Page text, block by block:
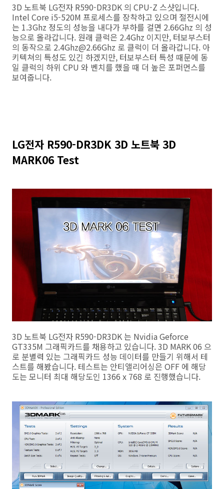
3D 노트북 LG전자 R590-DR3DK 의 CPU-Z 스샷입니다.
Intel Core i5-520M 프로세스를 장착하고 있으며 절전시에
는 1.3Ghz 정도의 성능을 내다가 부하를 걸면 2.66Ghz 의 성
능으로 올라갑니다. 원래 클럭은 2.4Ghz 이지만, 터보부스터
의 동작으로 2.4Ghz@2.66Ghz 로 클럭이 더 올라갑니다. 아
키텍쳐의 특성도 있긴 하겠지만, 터보부스터 특성 때문에 동
일 클럭의 하위 CPU 와 벤치를 했을 때 더 높은 포퍼먼스를
보여줍니다.
LG전자 R590-DR3DK 3D 노트북 3D
MARK06 Test
3D 노트북 LG전자 R590-DR3DK 는 Nvidia Geforce
GT335M 그래픽카드를 채용하고 있습니다. 3D MARK 06 으
로 분별력 있는 그래픽카드 성능 데이터를 만들기 위해서 테
스트를 해봤습니다. 테스트는 안티앨리어싱은 OFF 에 해당
도는 모니터 최대 해당도인 1366 x 768 로 진행했습니다.